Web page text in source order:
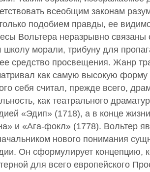
всеобщим законам
подобием правды, ее
Вольтера неразрывно связаны
школу морали, трибуну для
средство просвещения. Жанр
как самую высокую форму
себя считал, прежде всего,
как театрального
«Эдип» (1718), а в конце
и «Ага-фокл» (1778). Вольтер
нового понимания
Он сформулирует концепцию,
для всего европейского